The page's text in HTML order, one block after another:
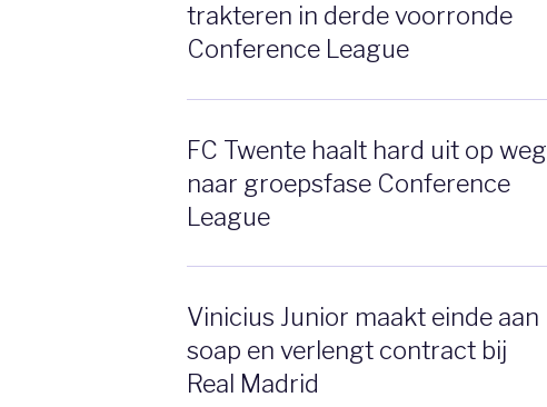
trakteren in derde voorronde
Conference League
FC Twente haalt hard uit op weg
naar groepsfase Conference
League
Vinicius Junior maakt einde aan
soap en verlengt contract bij
Real Madrid